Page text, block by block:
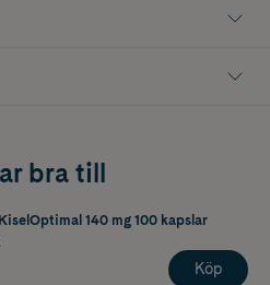
bra till
140 mg 100 kapslar
Köp